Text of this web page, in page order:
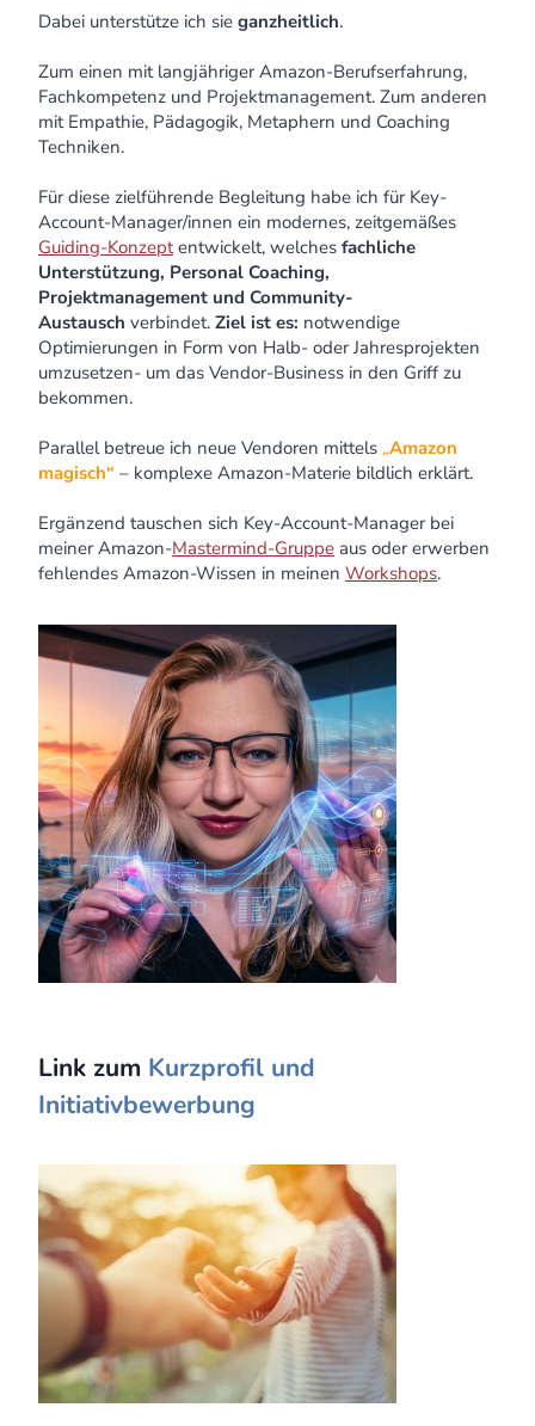
Dabei unterstütze ich sie ganzheitlich.
Zum einen mit langjähriger Amazon-Berufserfahrung,
Fachkompetenz und Projektmanagement. Zum anderen
mit Empathie, Pädagogik, Metaphern und Coaching
Techniken.
Für diese zielführende Begleitung habe ich für Key-
Account-Manager/innen ein modernes, zeitgemäßes
Guiding-Konzeptentwickelt, welches fachliche
Unterstützung, Personal Coaching,
Projektmanagement und Community-
Austausch verbindet. Ziel ist es: notwendige
Optimierungen in Form von Halb- oder Jahresprojekten
umzusetzen- um das Vendor-Business in den Griff zu
bekommen.
Parallel betreue ich neue Vendoren mittels „Amazon
magisch“ – komplexe Amazon-Materie bildlich erklärt.
Ergänzend tauschen sich Key-Account-Manager bei
meiner Amazon-Mastermind-Gruppe aus oder erwerben
fehlendes Amazon-Wissen in meinen Workshops.
Link zum Kurzprofil und
Initiativbewerbung